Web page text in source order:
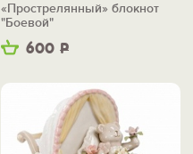
600 Р
«Прострелянный» блокнот
"Боевой"